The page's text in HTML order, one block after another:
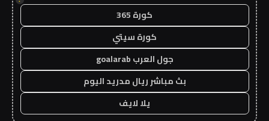
كورة 365
كورة سيتي
جول العرب goalarab
بث مباشر ريال مدريد اليوم
يلا لايف